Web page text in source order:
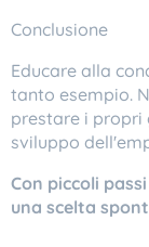
Conclusione
Educare alla
tanto esempio.
prestare i propri
sviluppo
Con piccoli
una scelta